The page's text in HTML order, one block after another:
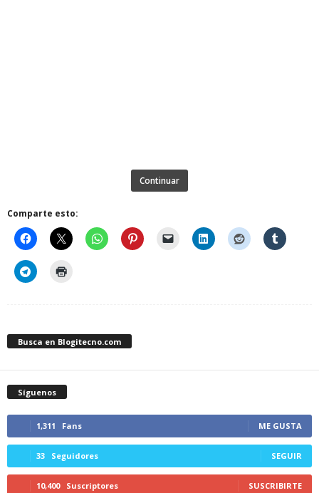
Continuar
Comparte esto:
Busca en Blogitecno.com
Síguenos
1,311 Fans ME GUSTA
33 Seguidores SEGUIR
10,400 Suscriptores SUSCRIBIRTE